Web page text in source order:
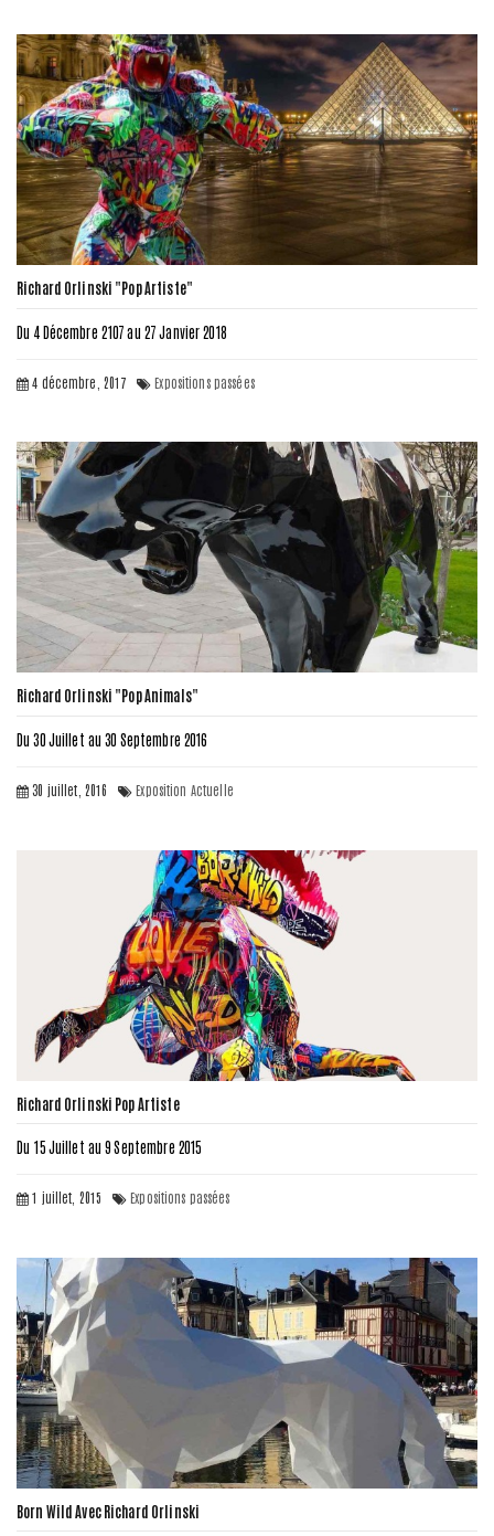
Richard Orlinski "Pop Artiste"
Du 4 Décembre 2107 au 27 Janvier 2018
4 décembre, 2017 Expositions passées
Richard Orlinski "Pop Animals"
Du 30 Juillet au 30 Septembre 2016
30 juillet, 2016 Exposition Actuelle
Richard Orlinski Pop Artiste
Du 15 Juillet au 9 Septembre 2015
1 juillet, 2015 Expositions passées
Born Wild Avec Richard Orlinski